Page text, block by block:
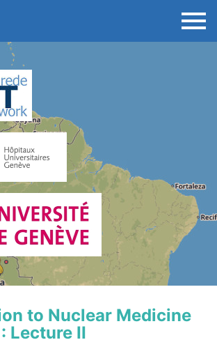
to Nuclear Medicine
Lecture II